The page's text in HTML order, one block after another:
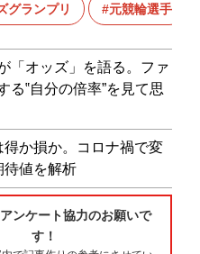
グランプリ 元競輪選手
「オッズ」を語る。ファ
る‟自分の倍率”を見て思
か損か。コロナ禍で変
待値を解析